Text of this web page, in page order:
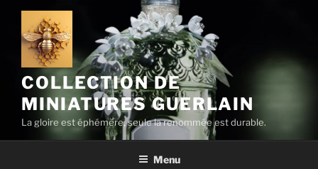
Aller
contenu
principal
COLLECTION DE
MINIATURES GUERLAIN
La gloire est éphémère, seule la renommée est durable.
Menu